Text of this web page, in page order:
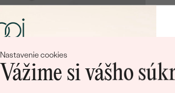
Nastavenie cookies
Vážime si vášho